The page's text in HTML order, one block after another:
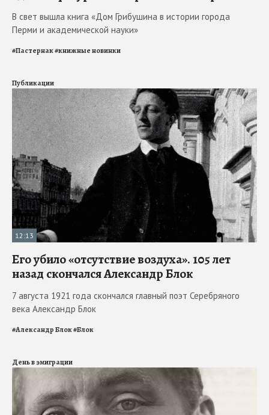
В свет вышла книга «Дом Грибушина в истории города
Перми и академической науки»
#Пастернак#книжные новинки
Публикации
12:13
Его убило «отсутствие воздуха». 105 лет
назад скончался Александр Блок
7 августа 1921 года скончался главный поэт Серебряного
века Александр Блок
#Александр Блок#Блок
День в эмиграции